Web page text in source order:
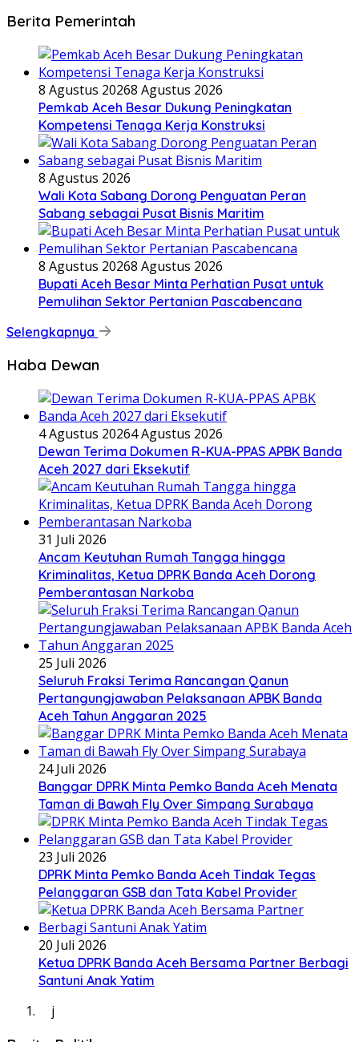
Berita Pemerintah
8 Agustus 20268 Agustus 2026
Pemkab Aceh Besar Dukung Peningkatan
Kompetensi Tenaga Kerja Konstruksi
8 Agustus 2026
Wali Kota Sabang Dorong Penguatan Peran
Sabang sebagai Pusat Bisnis Maritim
8 Agustus 20268 Agustus 2026
Bupati Aceh Besar Minta Perhatian Pusat untuk
Pemulihan Sektor Pertanian Pascabencana
Selengkapnya
Haba Dewan
4 Agustus 20264 Agustus 2026
Dewan Terima Dokumen R-KUA-PPAS APBK Banda
Aceh 2027 dari Eksekutif
31 Juli 2026
Ancam Keutuhan Rumah Tangga hingga
Kriminalitas, Ketua DPRK Banda Aceh Dorong
Pemberantasan Narkoba
25 Juli 2026
Seluruh Fraksi Terima Rancangan Qanun
Pertangungjawaban Pelaksanaan APBK Banda
Aceh Tahun Anggaran 2025
24 Juli 2026
Banggar DPRK Minta Pemko Banda Aceh Menata
Taman di Bawah Fly Over Simpang Surabaya
23 Juli 2026
DPRK Minta Pemko Banda Aceh Tindak Tegas
Pelanggaran GSB dan Tata Kabel Provider
20 Juli 2026
Ketua DPRK Banda Aceh Bersama Partner Berbagi
Santuni Anak Yatim
j